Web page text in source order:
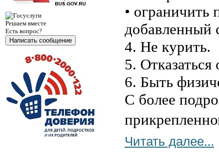
Решаем вместе
Есть вопрос?
Написать сообщение
• ограничить
добавленный
4. Не курить.
5.
6. Быть
С более
Читать далее...